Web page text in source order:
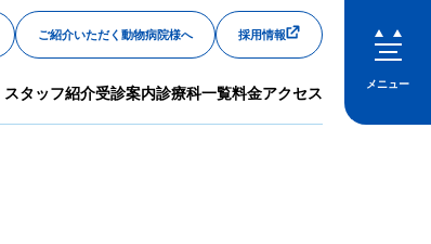
ご紹介いただく動物病院様へ 採用情報
スタッフ紹介受診案内診療科一覧料金アクセス
メニュー